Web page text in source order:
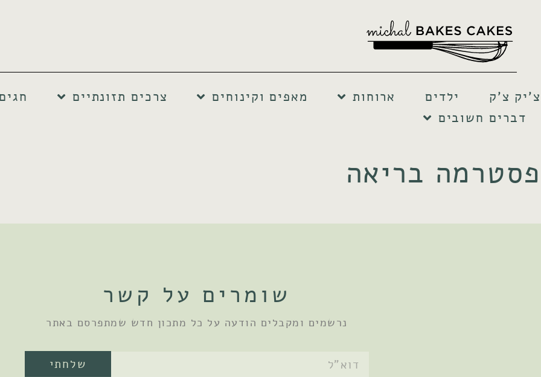
צ'יק צ'ק ילדים ארוחות מאפים וקינוחים צרכים תזונתיים
חגים
דברים חשובים
פסטרמה בריאה
שומרים על קשר
נרשמים ומקבלים הודעה על כל מתכון חדש שמתפרסם באתר
שלחתי